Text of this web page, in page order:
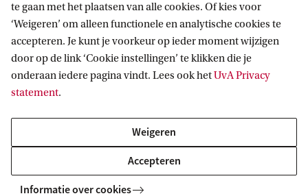
Informatie voor
Bachelorstudiekiezers
Masterstudiekiezers
Journalisten
Schooldecanen en vakdocenten
Direct naar
Vacatures
Doneren
Contact
UvA op social media
te gaan met het plaatsen van alle cookies. Of kies voor
‘Weigeren’ om alleen functionele en analytische cookies te
accepteren. Je kunt je voorkeur op ieder moment wijzigen
door op de link ‘Cookie instellingen’ te klikken die je
onderaan iedere pagina vindt. Lees ook hetUvA Privacy
statement.
Weigeren
Accepteren
Informatie over cookies